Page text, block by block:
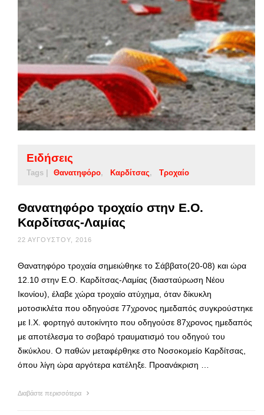
Ειδήσεις
Tags | Θανατηφόρο Καρδίτσας Τροχαίο
Θανατηφόρο τροχαίο στην Ε.Ο.
Καρδίτσας-Λαμίας
22 ΑΥΓΟΎΣΤΟΥ, 2016
Θανατηφόρο τροχαία σημειώθηκε το Σάββατο(20-08) και ώρα
12.10 στην Ε.Ο. Καρδίτσας-Λαμίας (διασταύρωση Νέου
Ικονίου), έλαβε χώρα τροχαίο ατύχημα, όταν δίκυκλη
μοτοσικλέτα που οδηγούσε 77χρονος ημεδαπός συγκρούστηκε
με Ι.Χ. φορτηγό αυτοκίνητο που οδηγούσε 87χρονος ημεδαπός
με αποτέλεσμα το σοβαρό τραυματισμό του οδηγού του
δικύκλου. Ο παθών μεταφέρθηκε στο Νοσοκομείο Καρδίτσας,
όπου λίγη ώρα αργότερα κατέληξε. Προανάκριση …
Διαβάστε περισσότερα